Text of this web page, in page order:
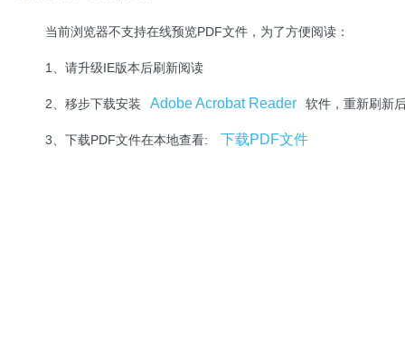
当前浏览器不支持在线预览PDF文件，为了方便阅读：
1、请升级IE版本后刷新阅读
2、移步下载安装 Adobe Acrobat Reader 软件，重新刷新
3、下载PDF文件在本地查看: 下载PDF文件